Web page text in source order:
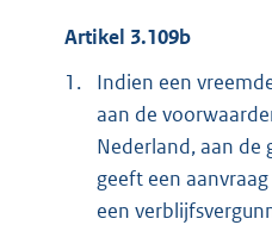
Artikel 3.109b
1.
Indien een
aan de
Nederland, aan de
geeft een
een